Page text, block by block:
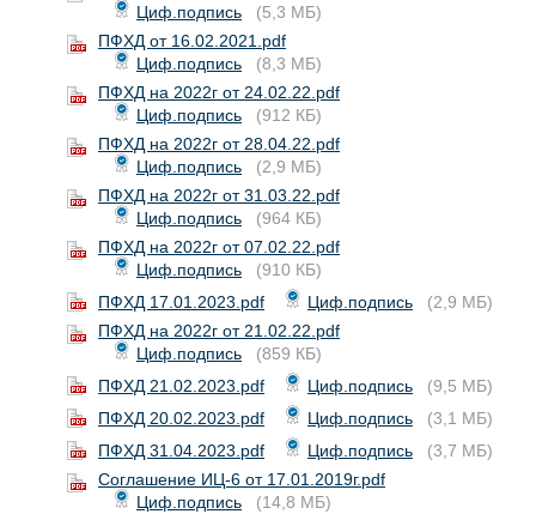
Циф.подпись
(5,3 МБ)
ПФХД от 16.02.2021.pdf
Циф.подпись
(8,3 МБ)
ПФХД на 2022г от 24.02.22.pdf
Циф.подпись
(912 КБ)
ПФХД на 2022г от 28.04.22.pdf
Циф.подпись
(2,9 МБ)
ПФХД на 2022г от 31.03.22.pdf
Циф.подпись
(964 КБ)
ПФХД на 2022г от 07.02.22.pdf
Циф.подпись
(910 КБ)
ПФХД 17.01.2023.pdf
Циф.подпись
(2,9 МБ)
ПФХД на 2022г от 21.02.22.pdf
Циф.подпись
(859 КБ)
ПФХД 21.02.2023.pdf
Циф.подпись
(9,5 МБ)
ПФХД 20.02.2023.pdf
Циф.подпись
(3,1 МБ)
ПФХД 31.04.2023.pdf
Циф.подпись
(3,7 МБ)
Соглашение ИЦ-6 от 17.01.2019г.pdf
Циф.подпись
(14,8 МБ)